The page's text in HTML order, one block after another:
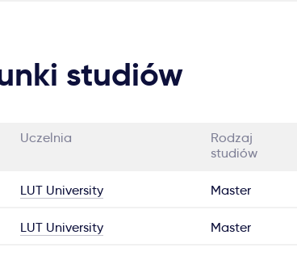
studiów
Uczelnia
Rodzaj
studiów
LUT University Master
LUT University Master